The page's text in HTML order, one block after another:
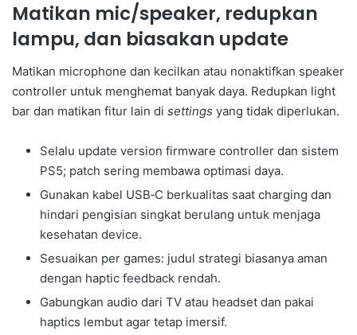
Matikan mic/speaker, redupkan
lampu, dan biasakan update
Matikan microphone dan kecilkan atau nonaktifkan speaker
controller untuk menghemat banyak daya. Redupkan light
bar dan matikan fitur lain di settings yang tidak diperlukan.
Selalu update version firmware controller dan sistem
PS5; patch sering membawa optimasi daya.
Gunakan kabel USB‑C berkualitas saat charging dan
hindari pengisian singkat berulang untuk menjaga
kesehatan device.
Sesuaikan per games: judul strategi biasanya aman
dengan haptic feedback rendah.
Gabungkan audio dari TV atau headset dan pakai
haptics lembut agar tetap imersif.